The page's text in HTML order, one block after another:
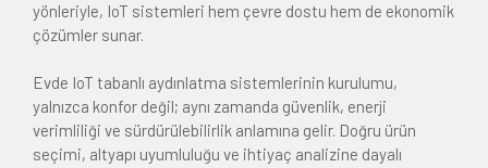
yönleriyle, IoT sistemleri hem çevre dostu hem de ekonomik
çözümler sunar.
Evde IoT tabanlı aydınlatma sistemlerinin kurulumu,
yalnızca konfor değil; aynı zamanda güvenlik, enerji
verimliliği ve sürdürülebilirlik anlamına gelir. Doğru ürün
seçimi, altyapı uyumluluğu ve ihtiyaç analizine dayalı